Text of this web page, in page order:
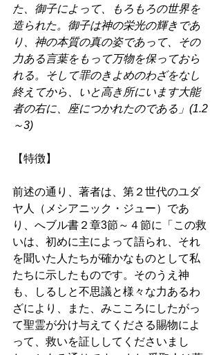
た、御子によって、もろもろの世界を
造られた。御子は神の栄光の輝きであ
り、神の本質の真の姿であって、その
力ある言葉をもって万物を保っておら
れる。そして罪のきよめのわざをなし
終えてから、いと高き所にいます大能
者の右に、座につかれたのである」(1.2
～3)
【特徴】
前述の通り、著者は、第２世代のユダ
ヤ人（メシアニック・ジュー）であ
り、へブル書２章3節～４節に「この救
いは、初めに主によって語られ、それ
を聞いた人たちが確かなものとして私
たちに示したものです。そのうえ神
も、しるしと不思議と様々な力あるわ
ざにより、また、みこころにしたがっ
て聖霊が分け与えてくださる賜物によ
って、救いを証ししてくださいまし